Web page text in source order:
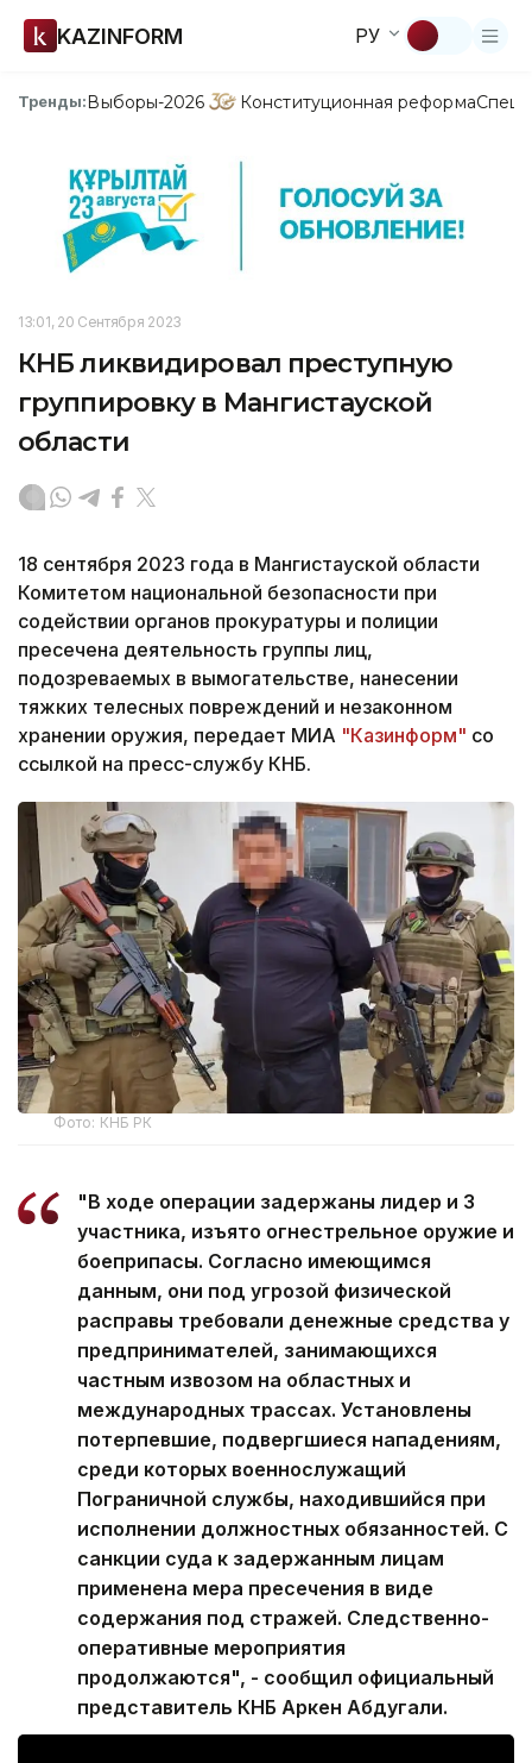
KAZINFORM РУ
Тренды:Выборы-2026 Конституционная реформа
13:01, 20 Сентября 2023
КНБ ликвидировал преступную
группировку в Мангистауской
области
18 сентября 2023 года в Мангистауской области
Комитетом национальной безопасности при
содействии органов прокуратуры и полиции
пресечена деятельность группы лиц,
подозреваемых в вымогательстве, нанесении
тяжких телесных повреждений и незаконном
хранении оружия, передает МИА "Казинформ" со
ссылкой на пресс-службу КНБ.
Фото: КНБ РК
"В ходе операции задержаны лидер и 3
участника, изъято огнестрельное оружие и
боеприпасы. Согласно имеющимся
данным, они под угрозой физической
расправы требовали денежные средства у
предпринимателей, занимающихся
частным извозом на областных и
международных трассах. Установлены
потерпевшие, подвергшиеся нападениям,
среди которых военнослужащий
Пограничной службы, находившийся при
исполнении должностных обязанностей. С
санкции суда к задержанным лицам
применена мера пресечения в виде
содержания под стражей. Следственно-
оперативные мероприятия
продолжаются", - сообщил официальный
представитель КНБ Аркен Абдугали.